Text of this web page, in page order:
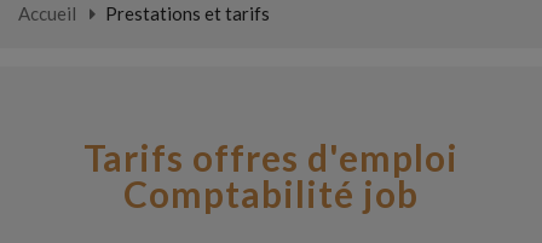
Accueil Prestations et tarifs
Tarifs offres d'emploi
Comptabilité job